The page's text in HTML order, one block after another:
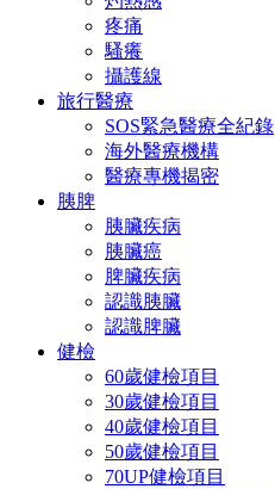
疼痛
騷癢
攝護線
旅行醫療
SOS緊急醫療全紀錄
海外醫療機構
醫療專機揭密
胰脾
胰臟疾病
胰臟癌
脾臟疾病
認識胰臟
認識脾臟
健檢
60歲健檢項目
30歲健檢項目
40歲健檢項目
50歲健檢項目
70UP健檢項目